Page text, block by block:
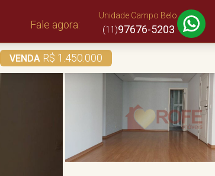
Fale agora:
Unidade Campo Belo
(11)97676-5203
VENDA R$ 1.450.000